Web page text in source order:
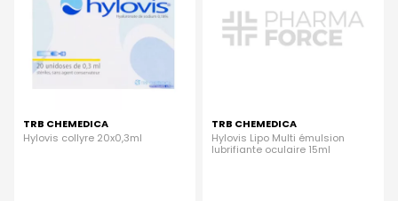
TRB CHEMEDICA
Hylovis collyre 20x0,3ml
TRB CHEMEDICA
Hylovis Lipo Multi émulsion
lubrifiante oculaire 15ml